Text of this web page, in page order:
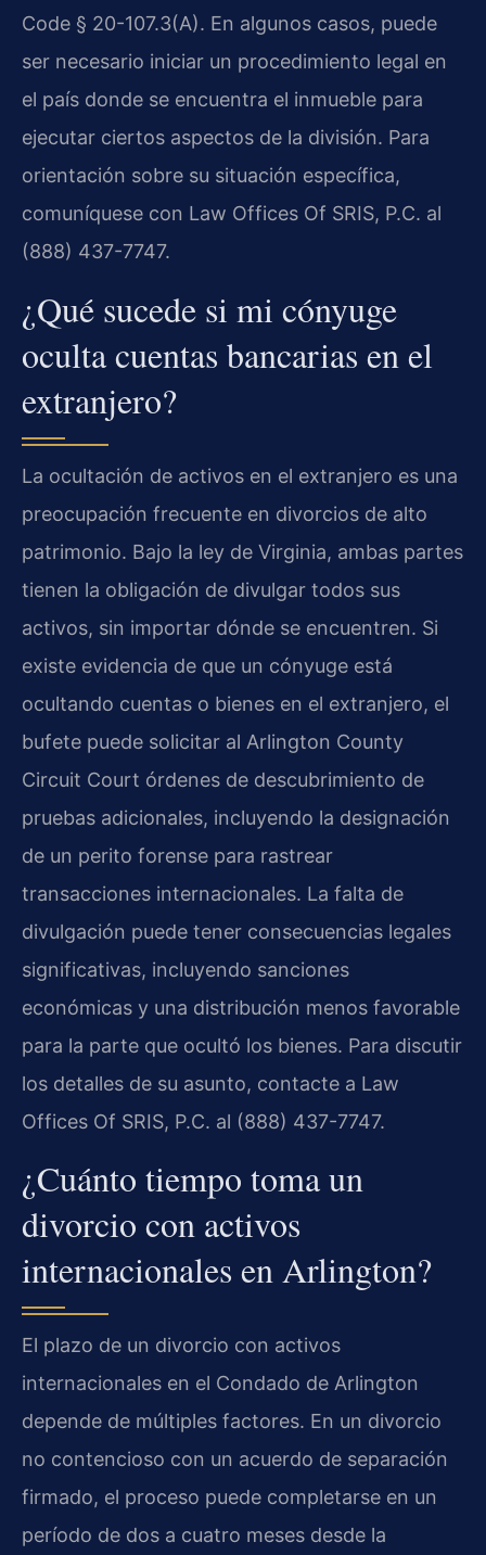
Code § 20-107.3(A). En algunos casos, puede
ser necesario iniciar un procedimiento legal en
el país donde se encuentra el inmueble para
ejecutar ciertos aspectos de la división. Para
orientación sobre su situación específica,
comuníquese con Law Offices Of SRIS, P.C. al
(888) 437-7747.
¿Qué sucede si mi cónyuge
oculta cuentas bancarias en el
extranjero?
La ocultación de activos en el extranjero es una
preocupación frecuente en divorcios de alto
patrimonio. Bajo la ley de Virginia, ambas partes
tienen la obligación de divulgar todos sus
activos, sin importar dónde se encuentren. Si
existe evidencia de que un cónyuge está
ocultando cuentas o bienes en el extranjero, el
bufete puede solicitar al Arlington County
Circuit Court órdenes de descubrimiento de
pruebas adicionales, incluyendo la designación
de un perito forense para rastrear
transacciones internacionales. La falta de
divulgación puede tener consecuencias legales
significativas, incluyendo sanciones
económicas y una distribución menos favorable
para la parte que ocultó los bienes. Para discutir
los detalles de su asunto, contacte a Law
Offices Of SRIS, P.C. al (888) 437-7747.
¿Cuánto tiempo toma un
divorcio con activos
internacionales en Arlington?
El plazo de un divorcio con activos
internacionales en el Condado de Arlington
depende de múltiples factores. En un divorcio
no contencioso con un acuerdo de separación
firmado, el proceso puede completarse en un
período de dos a cuatro meses desde la